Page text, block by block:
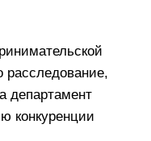
расследование,
департамент
конкуренции